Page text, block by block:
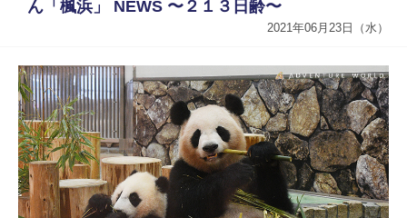
ん「楓浜」 NEWS 〜２１３日齢〜
2021年06月23日（水）